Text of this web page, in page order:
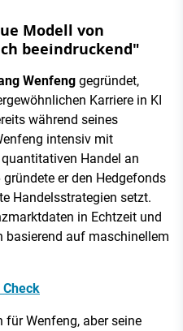
Modell von
beeindruckend"
Wenfeng gegründet,
Karriere in KI
während seines
intensiv mit
Handel an
er den Hedgefonds
Handelsstrategien setzt.
in Echtzeit und
basierend auf maschinellem
Check
für Wenfeng, aber seine